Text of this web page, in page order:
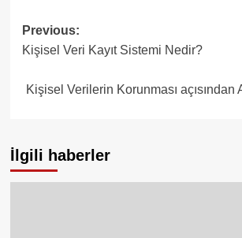
Post
navigation
Previous:
Kişisel Veri Kayıt Sistemi Nedir?
Kişisel Verilerin Korunması açısından
İlgili haberler